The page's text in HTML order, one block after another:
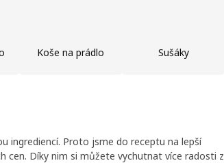
Koše na prádlo Sušáky
ingrediencí. Proto jsme do receptu na lepší
cen. Díky nim si můžete vychutnat více radosti z